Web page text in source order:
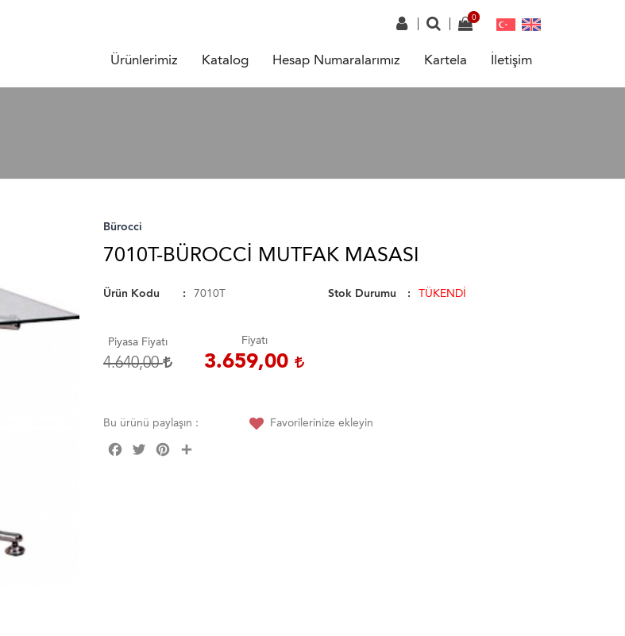
Ürünlerimiz Katalog Hesap Numaralarımız Kartela İletişim
Bürocci
7010T-BÜROCCI MUTFAK MASASI
Ürün Kodu 7010T Stok Durumu TÜKENDİ
Piyasa Fiyatı
4.640,00
Fiyatı
3.659,00
Bu ürünü paylaşın :
FacebookTwitterPinterest
Favorilerinize ekleyin